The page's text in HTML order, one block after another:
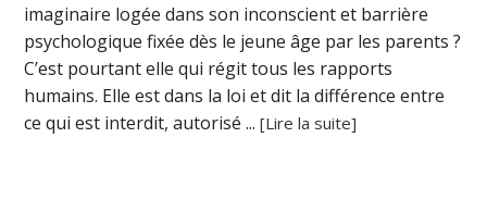
imaginaire logée dans son inconscient et barrière
psychologique fixée dès le jeune âge par les parents ?
C’est pourtant elle qui régit tous les rapports
humains. Elle est dans la loi et dit la différence entre
ce qui est interdit, autorisé ...[Lire la suite]